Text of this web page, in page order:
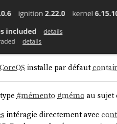
CoreOS installe par défaut
#mémento #mémo au sujet
intéragie directement avec